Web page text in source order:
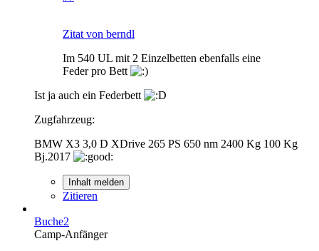
Zitat von berndl
Im 540 UL mit 2 Einzelbetten ebenfalls eine
Feder pro Bett
Ist ja auch ein Federbett
Zugfahrzeug:
BMW X3 3,0 D XDrive 265 PS 650 nm 2400 Kg 100 Kg
Bj.2017
Inhalt melden
Zitieren
Buche2
Camp-Anfänger